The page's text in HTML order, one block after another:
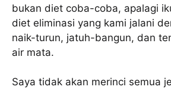
bukan diet coba-coba, apalagi
diet eliminasi yang kami jalani
naik-turun, jatuh-bangun, dan
air mata.
Saya tidak akan merinci semua